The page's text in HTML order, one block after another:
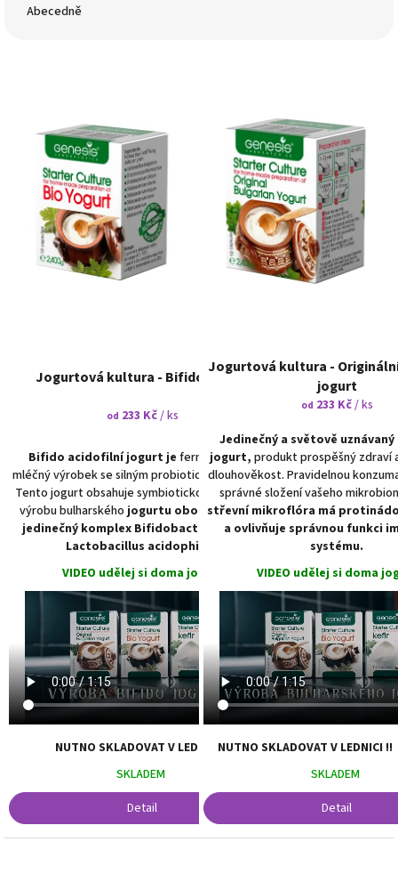
Abecedně
Jogurtová kultura - Bifido Yogurt
od 233 Kč/ ks
Bifido acidofilní jogurt je fermentovaný
mléčný výrobek se silným probiotickým účinkem.
Tento jogurt obsahuje symbiotickou kulturu pro
výrobu bulharskéhojogurtu obohaceného o
jedinečný komplex Bifidobacterium sp. a
Lactobacillus acidophilus.
VIDEO udělej si doma jogurt:
NUTNO SKLADOVAT V LEDNICI !!
SKLADEM
Detail
Jogurtová kultura -
jogurt
od 233 Kč/ ks
Jedinečný a světově
jogurt, produkt prospěšný zdraví
dlouhověkost. Pravidelnou
správné složení vašeho
střevní mikroflóra má
a ovlivňuje správnou funkci
systému.
VIDEO udělej si doma
NUTNO SKLADOVAT V
SKLADEM
Detail